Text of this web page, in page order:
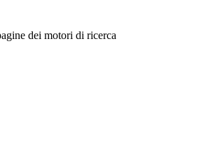
dei motori di ricerca